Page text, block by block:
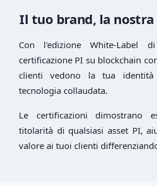
Il tuo brand, la
Con l'edizione White-Label
certificazione PI su blockchain
clienti vedono la tua
tecnologia collaudata.
Le certificazioni dimostrano
titolarità di qualsiasi asset PI,
valore ai tuoi clienti